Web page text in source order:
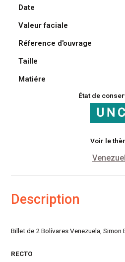
Simon
05-
10-
Date
Valeur faciale
Réference d'ouvrage
Taille
Matiére
État de
Voir le
Description
Billet de 2 Bolívares Venezuela, Simon
RECTO